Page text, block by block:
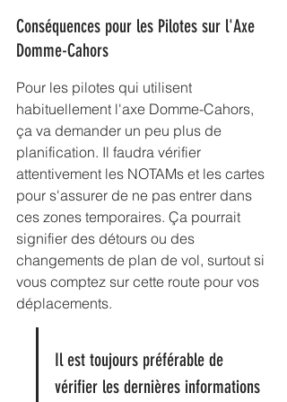
Conséquences pour les Pilotes sur l'Axe
Domme-Cahors
Pour les pilotes qui utilisent
habituellement l'axe Domme-Cahors,
ça va demander un peu plus de
planification. Il faudra vérifier
attentivement les NOTAMs et les cartes
pour s'assurer de ne pas entrer dans
ces zones temporaires. Ça pourrait
signifier des détours ou des
changements de plan de vol, surtout si
vous comptez sur cette route pour vos
déplacements.
Il est toujours préférable de
vérifier les dernières informations